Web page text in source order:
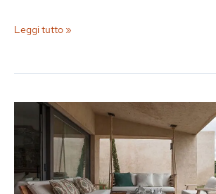
Letto
Baldacchino
Bellissimi
Leggi tutto »